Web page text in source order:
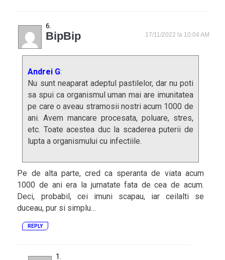
BipBip 17/11/2022 la 10:04 AM
Andrei G:
Nu sunt neaparat adeptul pastilelor, dar nu poti
sa spui ca organismul uman mai are imunitatea
pe care o aveau stramosii nostri acum 1000 de
ani. Avem mancare procesata, poluare, stres,
etc. Toate acestea duc la scaderea puterii de
lupta a organismului cu infectiile.
Pe de alta parte, cred ca speranta de viata acum
1000 de ani era la jumatate fata de cea de acum.
Deci, probabil, cei imuni scapau, iar ceilalti se
duceau, pur si simplu…
REPLY